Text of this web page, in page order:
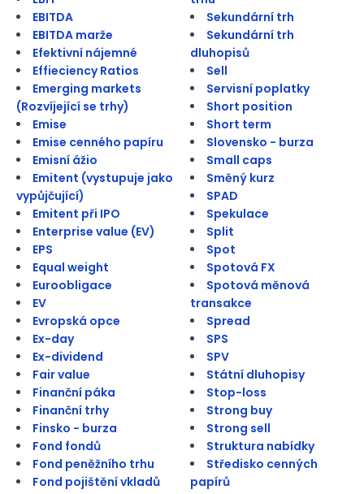
EBITDA
EBITDA marže
Efektivní nájemné
Effieciency Ratios
Emerging markets
(Rozvíjející se trhy)
Emise
Emise cenného papíru
Emisní ážio
Emitent (vystupuje jako
vypůjčující)
Emitent při IPO
Enterprise value (EV)
EPS
Equal weight
Euroobligace
EV
Evropská opce
Ex-day
Ex-dividend
Fair value
Finanční páka
Finanční trhy
Finsko - burza
Fond fondů
Fond peněžního trhu
Fond pojištění vkladů
Sekundární trh
Sekundární trh
dluhopisů
Sell
Servisní poplatky
Short position
Short term
Slovensko - burza
Small caps
Směný kurz
SPAD
Spekulace
Split
Spot
Spotová FX
Spotová měnová
transakce
Spread
SPS
SPV
Státní dluhopisy
Stop-loss
Strong buy
Strong sell
Struktura nabídky
Středisko cenných
papírů